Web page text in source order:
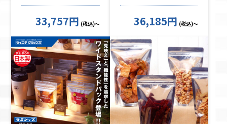
33,757円 (税込)～ 36,185円 (税込)～